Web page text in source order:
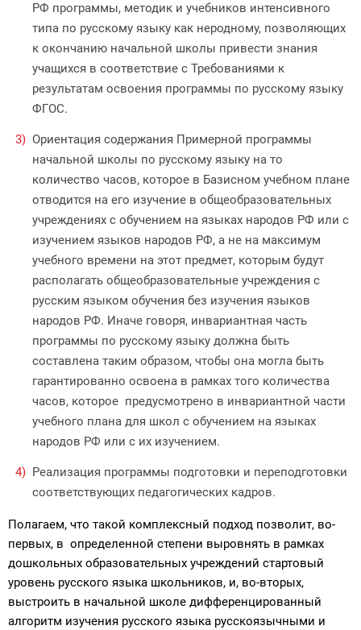
РФ программы, методик и учебников интенсивного
типа по русскому языку как неродному, позволяющих
к окончанию начальной школы привести знания
учащихся в соответствие с Требованиями к
результатам освоения программы по русскому языку
ФГОС.
Ориентация содержания Примерной программы
начальной школы по русскому языку на то
количество часов, которое в Базисном учебном плане
отводится на его изучение в общеобразовательных
учреждениях с обучением на языках народов РФ или с
изучением языков народов РФ, а не на максимум
учебного времени на этот предмет, которым будут
располагать общеобразовательные учреждения с
русским языком обучения без изучения языков
народов РФ. Иначе говоря, инвариантная часть
программы по русскому языку должна быть
составлена таким образом, чтобы она могла быть
гарантированно освоена в рамках того количества
часов, которое предусмотрено в инвариантной части
учебного плана для школ с обучением на языках
народов РФ или с их изучением.
Реализация программы подготовки и переподготовки
соответствующих педагогических кадров.
Полагаем, что такой комплексный подход позволит, во-
первых, в определенной степени выровнять в рамках
дошкольных образовательных учреждений стартовый
уровень русского языка школьников, и, во-вторых,
выстроить в начальной школе дифференцированный
алгоритм изучения русского языка русскоязычными и